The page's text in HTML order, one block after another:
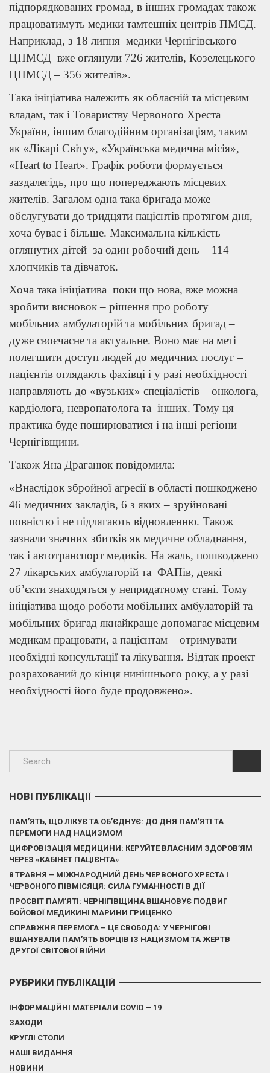
підпорядкованих громад, в інших громадах також
працюватимуть медики тамтешніх центрів ПМСД.
Наприклад, з 18 липня медики Чернігівського
ЦПМСД вже оглянули 726 жителів, Козелецького
ЦПМСД – 356 жителів».
Така ініціатива належить як обласній та місцевим
владам, так і Товариству Червоного Хреста
України, іншим благодійним організаціям, таким
як «Лікарі Світу», «Українська медична місія»,
«Heart to Heart». Графік роботи формується
заздалегідь, про що попереджають місцевих
жителів. Загалом одна така бригада може
обслугувати до тридцяти пацієнтів протягом дня,
хоча буває і більше. Максимальна кількість
оглянутих дітей за один робочий день – 114
хлопчиків та дівчаток.
Хоча така ініціатива поки що нова, вже можна
зробити висновок – рішення про роботу
мобільних амбулаторій та мобільних бригад –
дуже своєчасне та актуальне. Воно має на меті
полегшити доступ людей до медичних послуг –
пацієнтів оглядають фахівці і у разі необхідності
направляють до «вузьких» спеціалістів – онколога,
кардіолога, невропатолога та інших. Тому ця
практика буде поширюватися і на інші регіони
Чернігівщини.
Також Яна Драганюк повідомила:
«Внаслідок збройної агресії в області пошкоджено
46 медичних закладів, 6 з яких – зруйновані
повністю і не підлягають відновленню. Також
зазнали значних збитків як медичне обладнання,
так і автотранспорт медиків. На жаль, пошкоджено
27 лікарських амбулаторій та ФАПів, деякі
об’єкти знаходяться у непридатному стані. Тому
ініціатива щодо роботи мобільних амбулаторій та
мобільних бригад якнайкраще допомагає місцевим
медикам працювати, а пацієнтам – отримувати
необхідні консультації та лікування. Відтак проект
розрахований до кінця нинішнього року, а у разі
необхідності його буде продовжено».
НОВІ ПУБЛІКАЦІЇ
ПАМ’ЯТЬ, ЩО ЛІКУЄ ТА ОБ’ЄДНУЄ: ДО ДНЯ ПАМ’ЯТІ ТА
ПЕРЕМОГИ НАД НАЦИЗМОМ
ЦИФРОВІЗАЦІЯ МЕДИЦИНИ: КЕРУЙТЕ ВЛАСНИМ ЗДОРОВ’ЯМ
ЧЕРЕЗ «КАБІНЕТ ПАЦІЄНТА»
8 ТРАВНЯ – МІЖНАРОДНИЙ ДЕНЬ ЧЕРВОНОГО ХРЕСТА І
ЧЕРВОНОГО ПІВМІСЯЦЯ: СИЛА ГУМАННОСТІ В ДІЇ
ПРОСВІТ ПАМ’ЯТІ: ЧЕРНІГІВЩИНА ВШАНОВУЄ ПОДВИГ
БОЙОВОЇ МЕДИКИНІ МАРИНИ ГРИЦЕНКО
СПРАВЖНЯ ПЕРЕМОГА – ЦЕ СВОБОДА: У ЧЕРНІГОВІ
ВШАНУВАЛИ ПАМ’ЯТЬ БОРЦІВ ІЗ НАЦИЗМОМ ТА ЖЕРТВ
ДРУГОЇ СВІТОВОЇ ВІЙНИ
РУБРИКИ ПУБЛІКАЦІЙ
ІНФОРМАЦІЙНІ МАТЕРІАЛИ COVID – 19
ЗАХОДИ
КРУГЛІ СТОЛИ
НАШІ ВИДАННЯ
НОВИНИ